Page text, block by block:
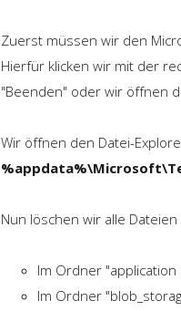
Zuerst müssen wir den
Hierfür klicken wir mit der
"Beenden" oder wir öffnen
Wir öffnen den Datei-
Nun löschen wir alle
Im Ordner
Im Ordner